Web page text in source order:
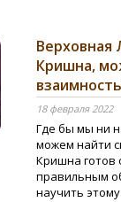
Верховная
Кришна,
18 февраля 2022
Где бы мы ни
можем найти
Кришна готов
правильным
научить